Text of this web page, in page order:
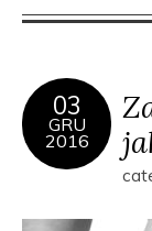
03
GRU
2016